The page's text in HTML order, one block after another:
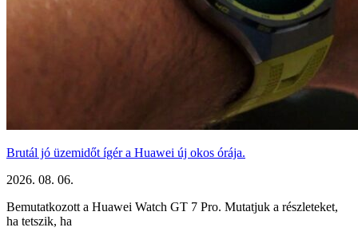
Brutál jó üzemidőt ígér a Huawei új okos órája.
2026. 08. 06.
Bemutatkozott a Huawei Watch GT 7 Pro. Mutatjuk a részleteket,
ha tetszik, ha